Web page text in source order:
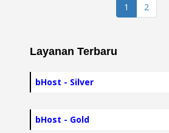
1 2
Layanan Terbaru
bHost - Silver
bHost - Gold